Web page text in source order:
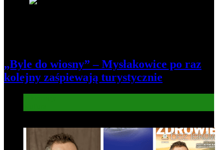
„Byle do wiosny” – Mysłakowice po raz
kolejny zaśpiewają turystycznie